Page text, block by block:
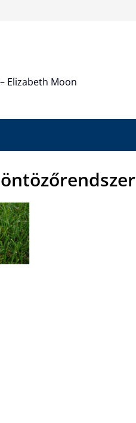
Elizabeth Moon
öntözőrendszer